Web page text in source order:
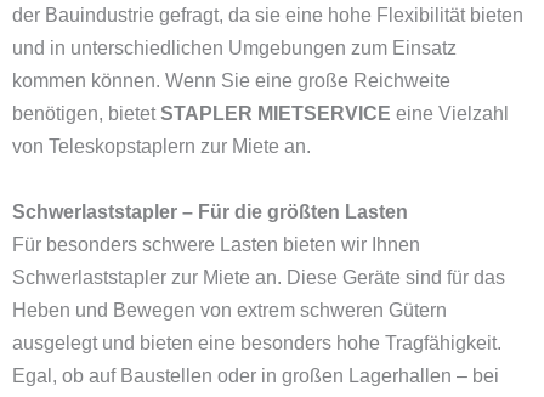
der Bauindustrie gefragt, da sie eine hohe Flexibilität bieten
und in unterschiedlichen Umgebungen zum Einsatz
kommen können. Wenn Sie eine große Reichweite
benötigen, bietetSTAPLER MIETSERVICE eine Vielzahl
von Teleskopstaplern zur Miete an.
Schwerlaststapler – Für die größten Lasten
Für besonders schwere Lasten bieten wir Ihnen
Schwerlaststapler zur Miete an. Diese Geräte sind für das
Heben und Bewegen von extrem schweren Gütern
ausgelegt und bieten eine besonders hohe Tragfähigkeit.
Egal, ob auf Baustellen oder in großen Lagerhallen – bei